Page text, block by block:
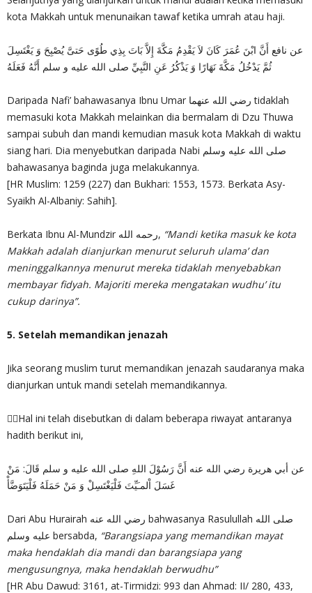
kota Makkah untuk menunaikan tawaf ketika umrah atau haji.
عن نافع أَنَّ ابْنَ عُمَرَ كَانَ لاَ يَقْدِمُ مَكَّةَ إِلاَّ بَاتَ بِذِي طُوًى حَتىَّ يُصْبِحَ وَ يَغْتَسِلَ
ثُمَّ يَدْخُلُ مَكَّةَ نَهَارًا وَ يَذْكُرُ عَنِ النَّبِيِّ صلى الله عليه و سلم أَنَّهُ فَعَلَهُ
Daripada Nafi’ bahawasanya Ibnu Umar رضي الله عنهما tidaklah
memasuki kota Makkah melainkan dia bermalam di Dzu Thuwa
sampai subuh dan mandi kemudian masuk kota Makkah di waktu
siang hari. Dia menyebutkan daripada Nabi صلى الله عليه وسلم
bahawasanya baginda juga melakukannya.
[HR Muslim: 1259 (227) dan Bukhari: 1553, 1573. Berkata Asy-
Syaikh Al-Albaniy: Sahih].
Berkata Ibnu Al-Mundzir رحمه الله, “Mandi ketika masuk ke kota
Makkah adalah dianjurkan menurut seluruh ulama’ dan
meninggalkannya menurut mereka tidaklah menyebabkan
membayar fidyah. Majoriti mereka mengatakan wudhu’ itu
cukup darinya”.
5. Setelah memandikan jenazah
Jika seorang muslim turut memandikan jenazah saudaranya maka
dianjurkan untuk mandi setelah memandikannya.
✍🏻Hal ini telah disebutkan di dalam beberapa riwayat antaranya
hadith berikut ini,
عن أبي هريرة رضي الله عنه أَنَّ رَسُوْلَ اللهِ صلى الله عليه و سلم قَالَ: مَنْ
غَسَلَ اْلمـَيِّتَ فَلْيَغْتَسِلْ وَ مَنْ حَمَلَهُ فَلْيَتَوَضَّأْ
Dari Abu Hurairah رضي الله عنه bahwasanya Rasulullah صلى الله
عليه وسلم bersabda, “Barangsiapa yang memandikan mayat
maka hendaklah dia mandi dan barangsiapa yang
mengusungnya, maka hendaklah berwudhu”
[HR Abu Dawud: 3161, at-Tirmidzi: 993 dan Ahmad: II/ 280, 433,